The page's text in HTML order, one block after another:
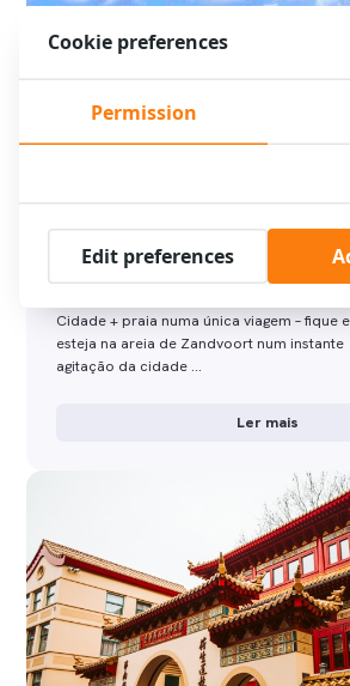
Cidade + praia numa única
em Amesterdão e esteja na
Zandvoort num instante
Cidade + praia numa única viagem – fique
esteja na areia de Zandvoort num instante
agitação da cidade …
Ler mais
Cookie preferences
Permission
Edit preferences